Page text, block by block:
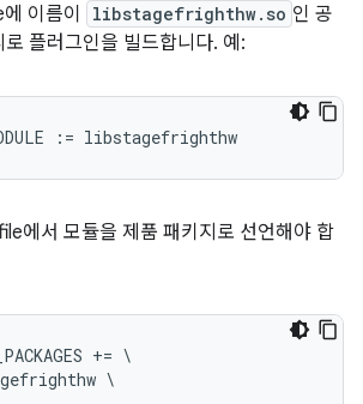
이름이
libstagefrighthw.so 인 공
플러그인을 빌드합니다. 예:
에서 모듈을 제품 패키지로 선언해야 합
+= \
\